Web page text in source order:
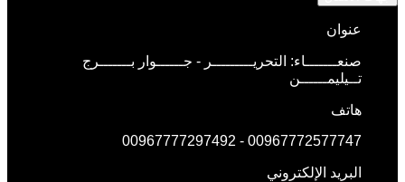
عنوان
صنعـــــــاء: التحريـــــــــر - جــــــوار بـــــــرج
تــيليمــــــن
هاتف
00967772577747 - 00967777297492
البريد الإلكتروني